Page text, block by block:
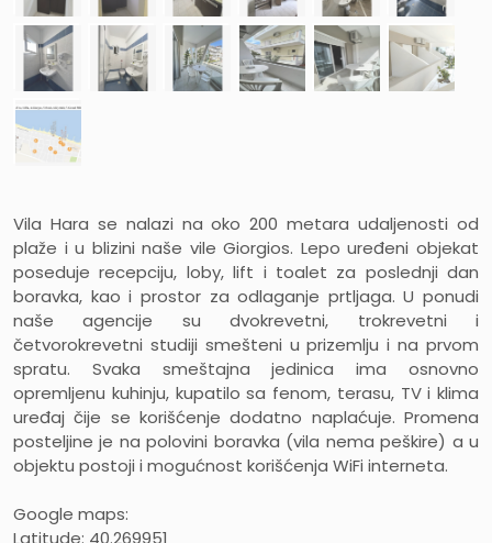
Vila Hara se nalazi na oko 200 metara udaljenosti od
plaže i u blizini naše vile Giorgios. Lepo uređeni objekat
poseduje recepciju, loby, lift i toalet za poslednji dan
boravka, kao i prostor za odlaganje prtljaga. U ponudi
naše agencije su dvokrevetni, trokrevetni i
četvorokrevetni studiji smešteni u prizemlju i na prvom
spratu. Svaka smeštajna jedinica ima osnovno
opremljenu kuhinju, kupatilo sa fenom, terasu, TV i klima
uređaj čije se korišćenje dodatno naplaćuje. Promena
posteljine je na polovini boravka (vila nema peškire) a u
objektu postoji i mogućnost korišćenja WiFi interneta.
Google maps: